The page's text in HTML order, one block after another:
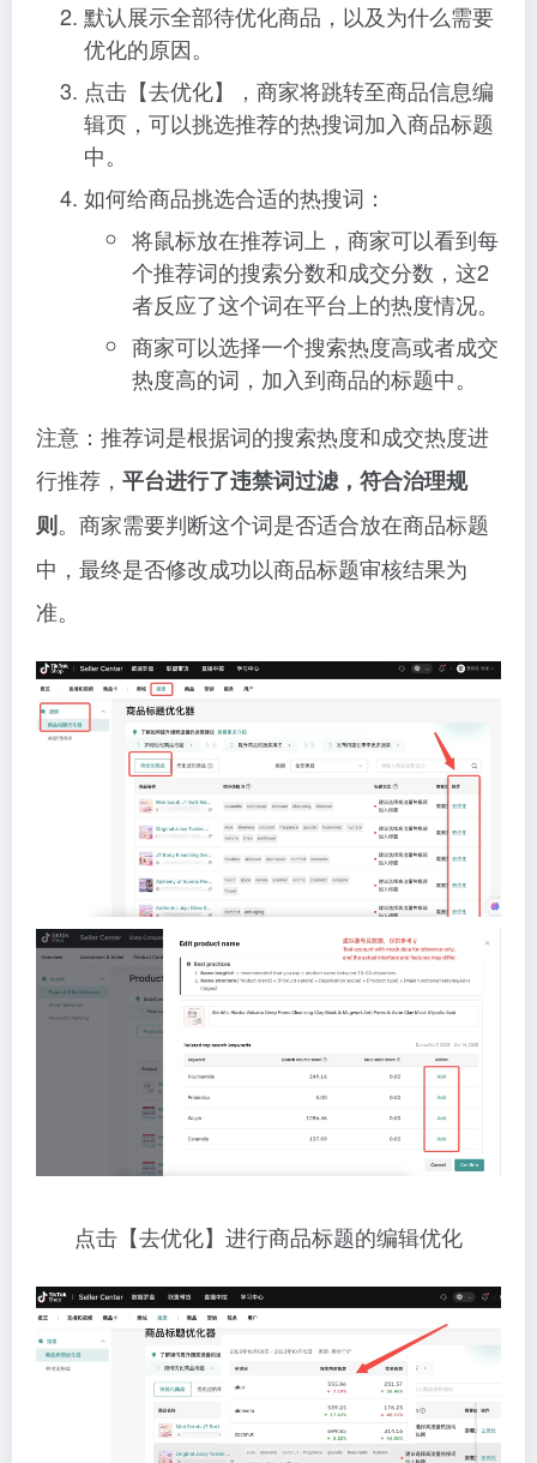
默认展示全部待优化商品，以及为什么需要
优化的原因。
点击【去优化】，商家将跳转至商品信息编
辑页，可以挑选推荐的热搜词加入商品标题
中。
如何给商品挑选合适的热搜词：
将鼠标放在推荐词上，商家可以看到每
个推荐词的搜索分数和成交分数，这2
者反应了这个词在平台上的热度情况。
商家可以选择一个搜索热度高或者成交
热度高的词，加入到商品的标题中。
注意：推荐词是根据词的搜索热度和成交热度进
行推荐， 平台进行了违禁词过滤，符合治理规
则。商家需要判断这个词是否适合放在商品标题
中，最终是否修改成功以商品标题审核结果为
准。
点击【去优化】进行商品标题的编辑优化